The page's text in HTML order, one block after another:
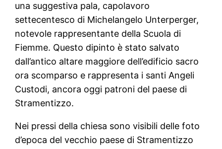
una suggestiva pala, capolavoro
settecentesco di Michelangelo Unterperger,
notevole rappresentante della Scuola di
Fiemme. Questo dipinto è stato salvato
dall’antico altare maggiore dell’edificio sacro
ora scomparso e rappresenta i santi Angeli
Custodi, ancora oggi patroni del paese di
Stramentizzo.
Nei pressi della chiesa sono visibili delle foto
d’epoca del vecchio paese di Stramentizzo